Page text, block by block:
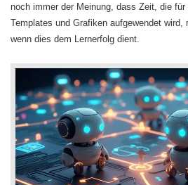
noch immer der Meinung, dass Zeit, die
Templates und Grafiken aufgewendet wird,
wenn dies dem Lernerfolg dient.